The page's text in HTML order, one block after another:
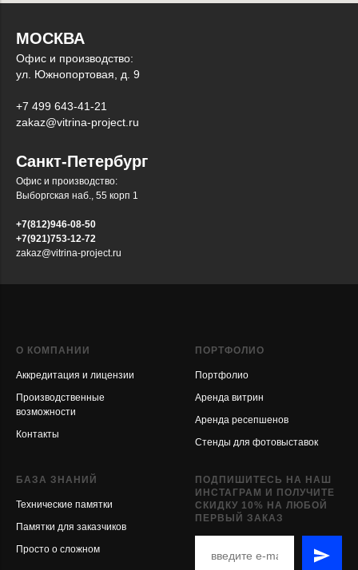
МОСКВА
Офис и производство:
ул. Южнопортовая, д. 9
+7 499 643-41-21
zakaz@vitrina-project.ru
Санкт-Петербург
Офис и производство:
Выборгская наб., 55 корп 1
+7(812)946-08-50
+7(921)753-12-72
zakaz@vitrina-project.ru
О КОМПАНИИ
Аккредитация и лицензии
Производственные
возможности
Контакты
ПОРТФОЛИО
Портфолио
Аренда витрин
Аренда ресепшенов
Стенды для фотовыставок
БАЗА ЗНАНИЙ
Технические памятки
Памятки для заказчиков
Просто о сложном
ПОДПИШИТЕСЬ НА НАШ
ИНСТАГРАМ И ПОЛУЧИТЕ
СКИДКУ 10% НА ЛЮБОЙ
ПЕРВЫЙ ЗАКАЗ